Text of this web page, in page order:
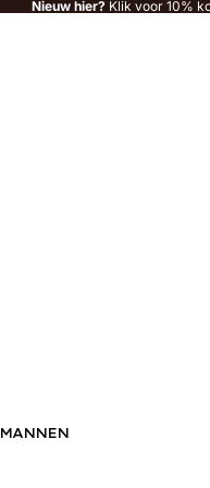
Nieuw hier? Klik voor 10%
MANNEN